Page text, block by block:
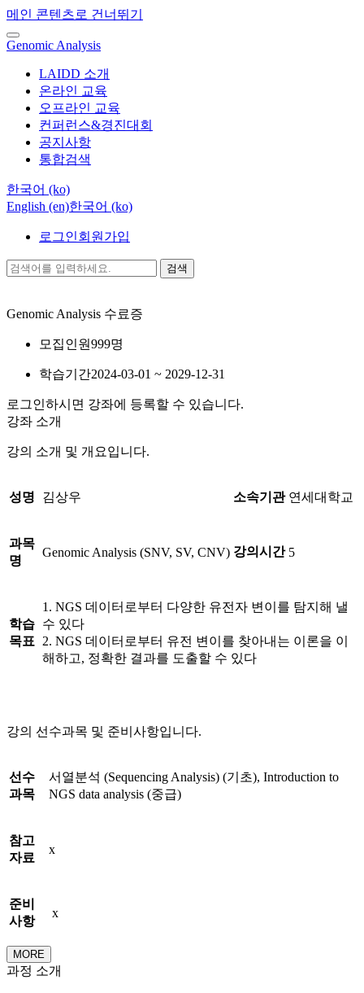
메인 콘텐츠로 건너뛰기
Genomic Analysis
LAIDD 소개
온라인 교육
오프라인 교육
컨퍼런스&경진대회
공지사항
통합검색
한국어 ‎(ko)‎
English ‎(en)‎한국어 ‎(ko)‎
로그인회원가입
검색
Genomic Analysis 수료증
모집인원999명
학습기간2024-03-01 ~ 2029-12-31
로그인하시면 강좌에 등록할 수 있습니다.
강좌 소개
강의 소개 및 개요입니다.
성명 김상우 소속기관 연세대학교
과목
명
Genomic Analysis (SNV, SV, CNV) 강의시간 5
학습
목표
1. NGS 데이터로부터 다양한 유전자 변이를 탐지해 낼
수 있다
2. NGS 데이터로부터 유전 변이를 찾아내는 이론을 이
해하고, 정확한 결과를 도출할 수 있다
강의 선수과목 및 준비사항입니다.
선수
과목
서열분석 (Sequencing Analysis) (기초), Introduction to
NGS data analysis (중급)
참고
자료
x
준비
사항
x
MORE
과정 소개